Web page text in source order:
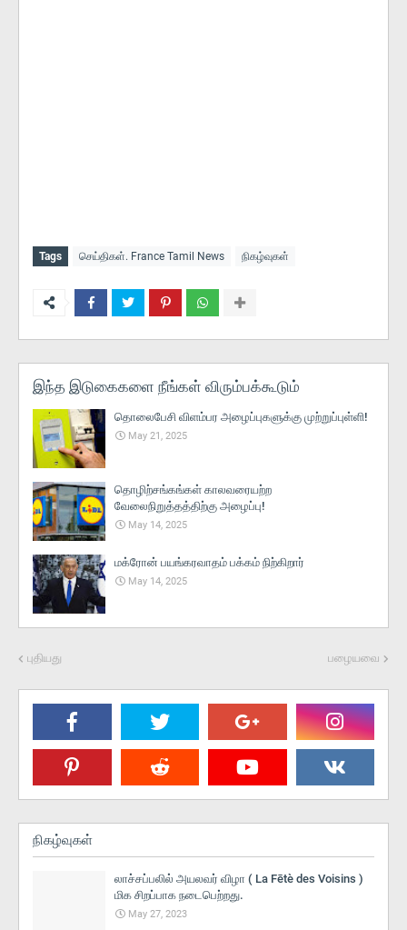
Tags செய்திகள். France Tamil News நிகழ்வுகள்
இந்த இடுகைகளை நீங்கள் விரும்பக்கூடும்
தொலைபேசி விளம்பர அழைப்புகளுக்கு முற்றுப்புள்ளி!
May 21, 2025
தொழிற்சங்கங்கள் காலவரையற்ற
வேலைநிறுத்தத்திற்கு அழைப்பு!
May 14, 2025
மக்ரோன் பயங்கரவாதம் பக்கம் நிற்கிறார்
May 14, 2025
புதியது பழையவை
நிகழ்வுகள்
லாச்சப்பலில் அயலவர் விழா ( La Fētè des Voisins )
மிக சிறப்பாக நடைபெற்றது.
May 27, 2023